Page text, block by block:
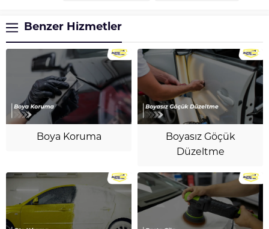
Benzer Hizmetler
Boya Koruma
Boyasız Göçük
Düzeltme